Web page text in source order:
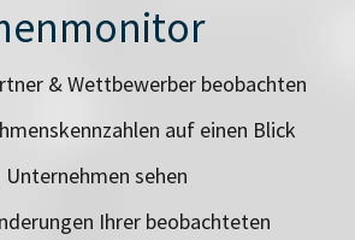
& Wettbewerber beobachten
auf einen Blick
sehen
Ihrer beobachteten